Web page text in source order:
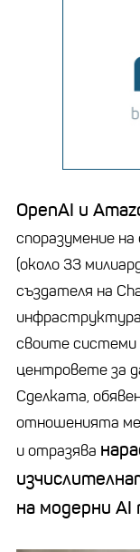
OpenAI и
споразумение
(около 33
създателя на
своите системи
центровете за
Сделката,
отношенията
и отразява
на модерни AI